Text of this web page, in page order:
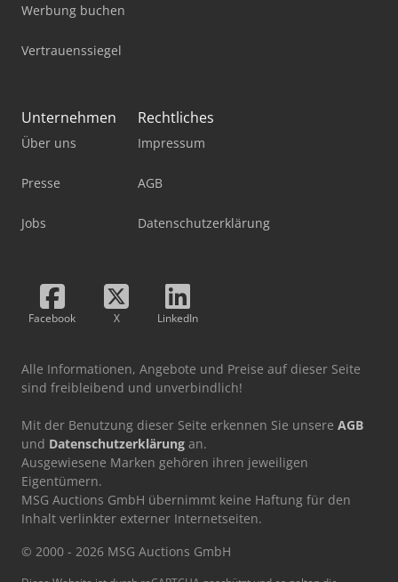
Werbung buchen
Vertrauenssiegel
Unternehmen
Über uns
Presse
Jobs
Rechtliches
Impressum
AGB
Datenschutzerklärung
Facebook X LinkedIn
Alle Informationen, Angebote und Preise auf dieser Seite
sind freibleibend und unverbindlich!
Mit der Benutzung dieser Seite erkennen Sie unsere AGB
und Datenschutzerklärung an.
Ausgewiesene Marken gehören ihren jeweiligen
Eigentümern.
MSG Auctions GmbH übernimmt keine Haftung für den
Inhalt verlinkter externer Internetseiten.
© 2000 - 2026 MSG Auctions GmbH